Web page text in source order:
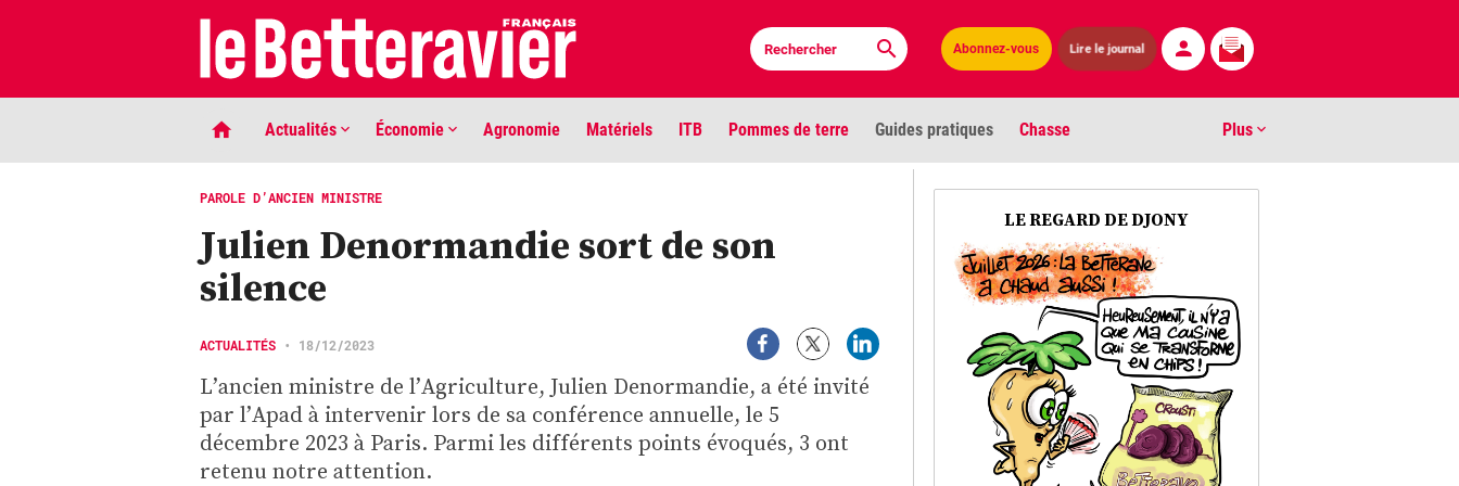
Abonnez-vous Lire le journal
Actualités Économie Agronomie Matériels ITB Pommes de terre Guides pratiques Chasse Plus
LIGNE DE MIRE
Phaco quand tu nous tiens …
LIGNE DE MIRE
Les louvetiers devant le Parlement
PLUS
Anciens numéros
Biocarburants
Environnement
Vidéos
Contact
PAROLE D’ANCIEN MINISTRE
Julien Denormandie sort de son
silence
ACTUALITÉS • 18/12/2023
L’ancien ministre de l’Agriculture, Julien Denormandie, a été invité
par l’Apad à intervenir lors de sa conférence annuelle, le 5
décembre 2023 à Paris. Parmi les différents points évoqués, 3 ont
retenu notre attention.
LE REGARD DE DJONY